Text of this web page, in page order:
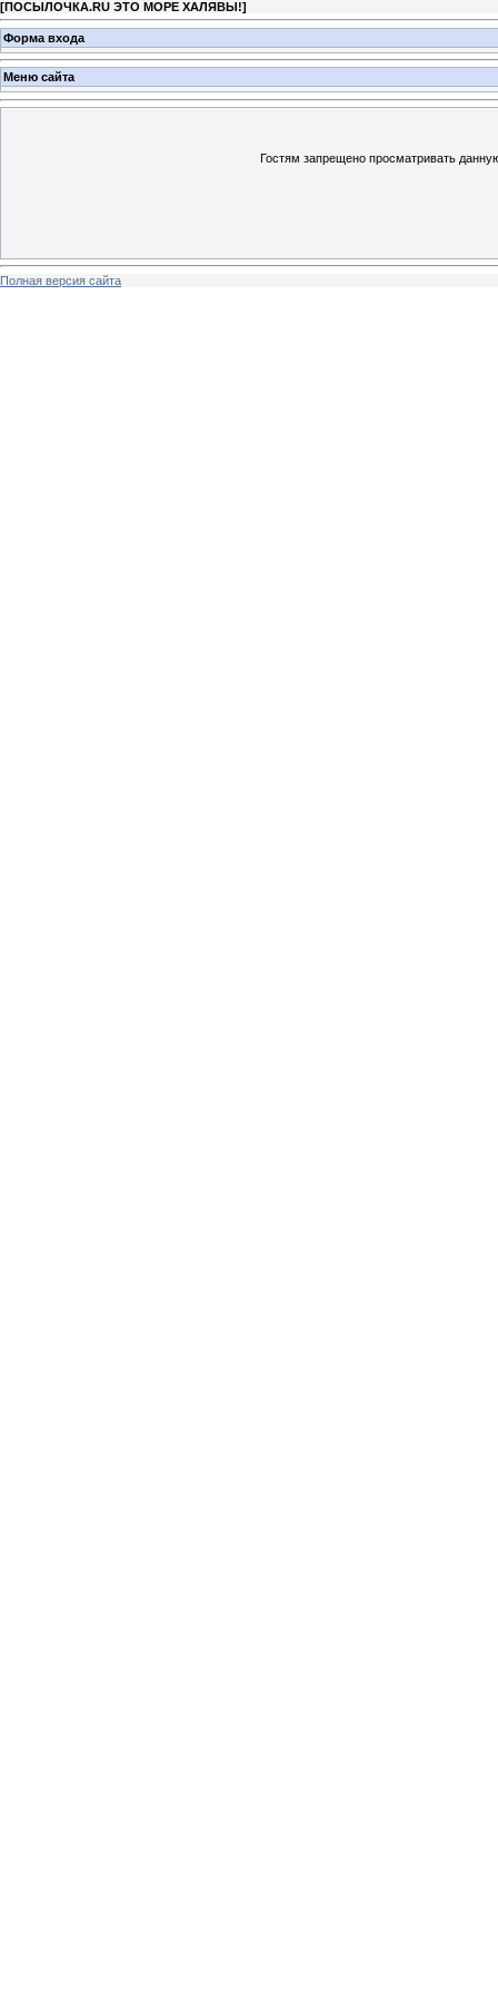
[ПОСЫЛОЧКА.RU ЭТО МОРЕ ХАЛЯВЫ!]
Форма входа
Меню сайта
Гостям запрещено просматривать
Полная версия сайта